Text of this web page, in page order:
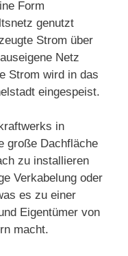
Form
genutzt
Strom über
Netz
Strom wird in das
eingespeist.
in
große Dachfläche
zu installieren
Verkabelung oder
es zu einer
Eigentümer von
macht.